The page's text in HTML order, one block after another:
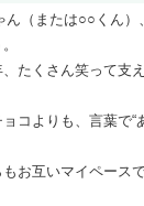
ん（または○○くん
、たくさん笑って支
コよりも、言葉で“
お互いマイペース